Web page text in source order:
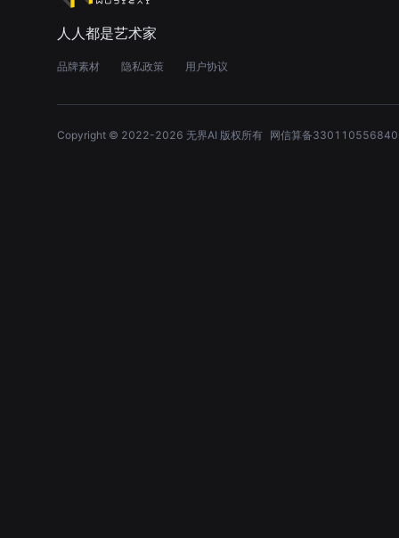
人人都是艺术家
品牌素材 隐私政策 用户协议
Copyright © 2022-2026 无界AI 版权所有 网信算备